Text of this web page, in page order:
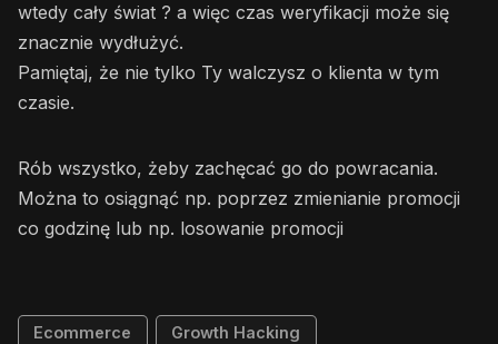
wtedy cały świat ? a więc czas weryfikacji może się
znacznie wydłużyć.
Pamiętaj, że nie tylko Ty walczysz o klienta w tym
czasie.
Rób wszystko, żeby zachęcać go do powracania.
Można to osiągnąć np. poprzez zmienianie promocji
co godzinę lub np. losowanie promocji
Ecommerce Growth Hacking